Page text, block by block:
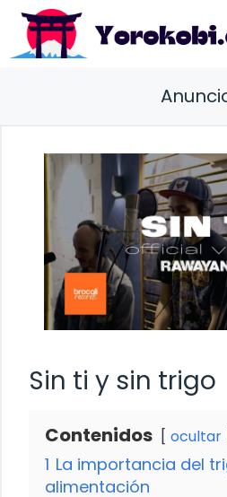
Saltar
contenido
Sin ti y sin trigo
Contenidos ocultar
1 La importancia del
alimentación